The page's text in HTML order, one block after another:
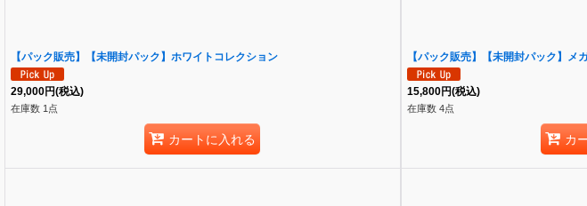
【パック販売】【未開封パック】ホワイトコレクション
29,000円(税込)
在庫数 1点
カートに入れる
【パック販売】【未開封パック】メ
15,800円(税込)
在庫数 4点
カ